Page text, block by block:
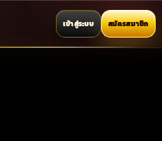
เข้าสู่ระบบ สมัครสมาชิก